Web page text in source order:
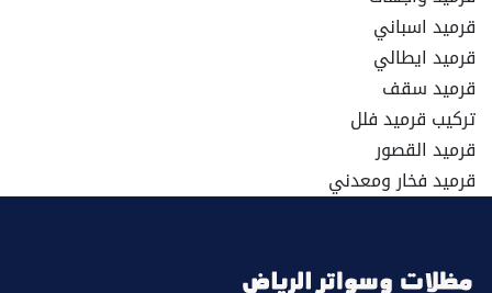
قرميد اسباني
قرميد ايطالي
قرميد سقف
تركيب قرميد فلل
قرميد القصور
قرميد فخار ومعدني